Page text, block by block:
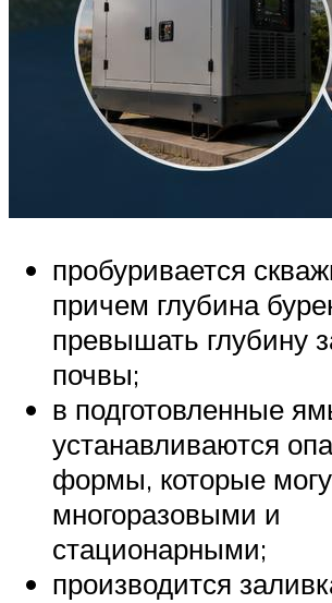
пробуривается
причем глубина
превышать глубину
почвы;
в подготовленные
устанавливаются
формы, которые
многоразовыми и
стационарными;
производится